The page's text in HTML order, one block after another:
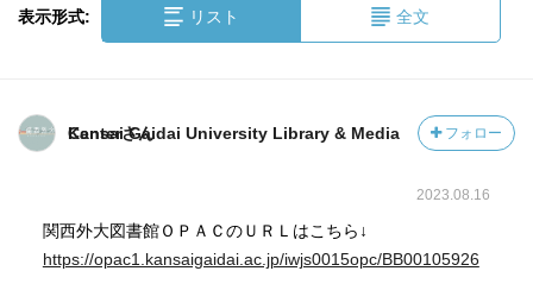
表示形式: リスト 全文
Kansai Gaidai University Library & Media Centerさん フォロー
2023.08.16
関西外大図書館ＯＰＡＣのＵＲＬはこちら↓
https://opac1.kansaigaidai.ac.jp/iwjs0015opc/BB00105926